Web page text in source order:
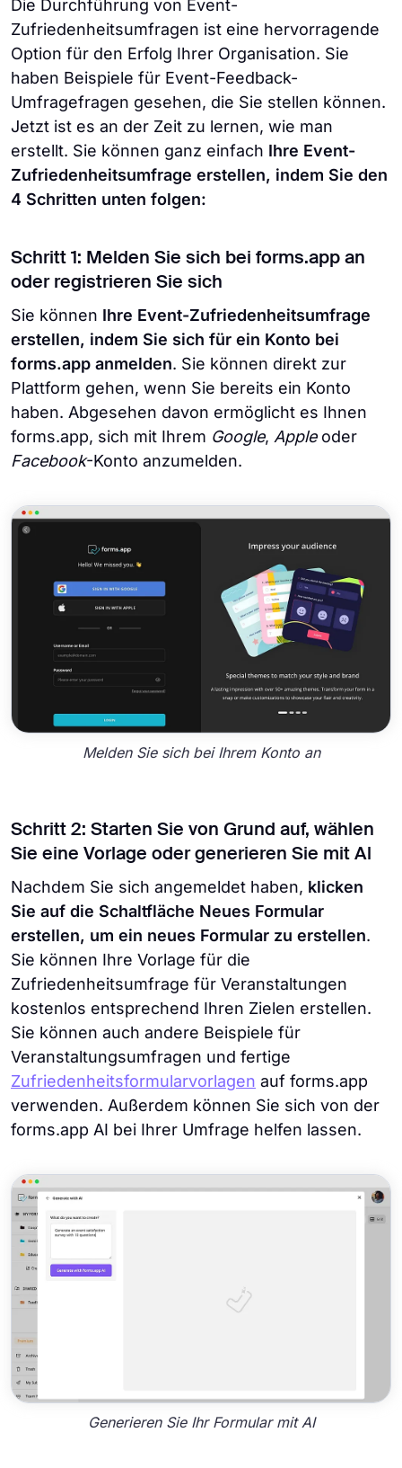
Die Durchführung von Event-
Zufriedenheitsumfragen ist eine hervorragende
Option für den Erfolg Ihrer Organisation. Sie
haben Beispiele für Event-Feedback-
Umfragefragen gesehen, die Sie stellen können.
Jetzt ist es an der Zeit zu lernen, wie man
erstellt. Sie können ganz einfach Ihre Event-
Zufriedenheitsumfrage erstellen, indem Sie den
4 Schritten unten folgen:
Schritt 1: Melden Sie sich bei forms.app an
oder registrieren Sie sich
Sie können Ihre Event-Zufriedenheitsumfrage
erstellen, indem Sie sich für ein Konto bei
forms.app anmelden. Sie können direkt zur
Plattform gehen, wenn Sie bereits ein Konto
haben. Abgesehen davon ermöglicht es Ihnen
forms.app, sich mit Ihrem Google, Appleoder
Facebook-Konto anzumelden.
Melden Sie sich bei Ihrem Konto an
Schritt 2: Starten Sie von Grund auf, wählen
Sie eine Vorlage oder generieren Sie mit Al
Nachdem Sie sich angemeldet haben, klicken
Sie auf die Schaltfläche Neues Formular
erstellen, um ein neues Formular zu erstellen.
Sie können Ihre Vorlage für die
Zufriedenheitsumfrage für Veranstaltungen
kostenlos entsprechend Ihren Zielen erstellen.
Sie können auch andere Beispiele für
Veranstaltungsumfragen und fertige
Zufriedenheitsformularvorlagen auf forms.app
verwenden. Außerdem können Sie sich von der
forms.app AI bei Ihrer Umfrage helfen lassen.
Generieren Sie Ihr Formular mit AI